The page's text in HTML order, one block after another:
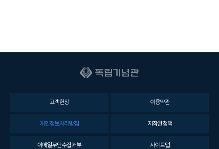
고객헌장 이용약관
개인정보처리방침 저작권정책
이메일무단수집거부 사이트맵